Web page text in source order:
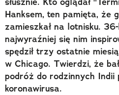
Hanksem, ten pamięta, że
zamieszkał na lotnisku.
najwyraźniej się nim
spędził trzy ostatnie
w Chicago. Twierdzi, że
podróż do rodzinnych Indii
koronawirusa.